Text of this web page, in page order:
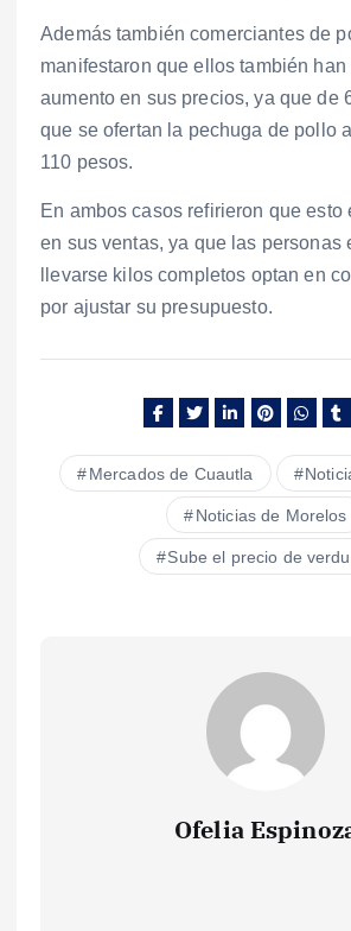
Además también comerciantes de
manifestaron que ellos también han
aumento en sus precios, ya que de
que se ofertan la pechuga de pollo
110 pesos.
En ambos casos refirieron que esto
en sus ventas, ya que las personas
llevarse kilos completos optan en
por ajustar su presupuesto.
Mercados de Cuautla
Noticias de Morelos
Sube el precio de
Ofelia